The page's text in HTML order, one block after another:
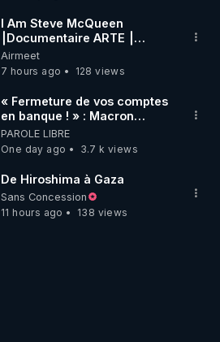
I Am Steve McQueen
⎮Documentaire ARTE ⎮
Cinema
Airmeet
7 hours ago
128 views
« Fermeture de vos comptes
en banque ! » : Macron
impose une loi folle !
PAROLE LIBRE
One day ago
3.7 k views
De Hiroshima à Gaza
Sans Concession
11 hours ago
138 views